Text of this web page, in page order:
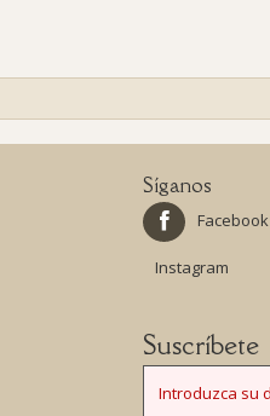
Síganos
Facebook
Instagram
Suscríbete